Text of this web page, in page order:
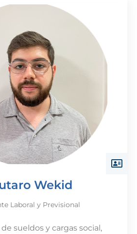
Wekid
Laboral y Previsional
sueldos y cargas social,